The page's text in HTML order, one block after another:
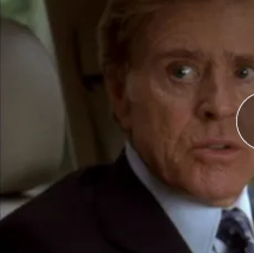
fdf.es
11 AGO 2017 - 14:11h.
La pareja formada por
Mirren se rompe